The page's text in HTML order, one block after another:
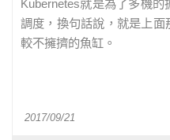
Kubernetes就是為了多機
調度，換句話說，就是上
較不擁擠的魚缸。
2017/09/21